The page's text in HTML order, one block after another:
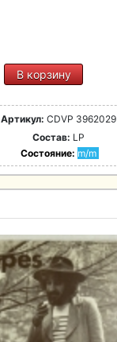
В корзину
Артикул: CDVP 3962029
Состав: LP
Состояние: m/m